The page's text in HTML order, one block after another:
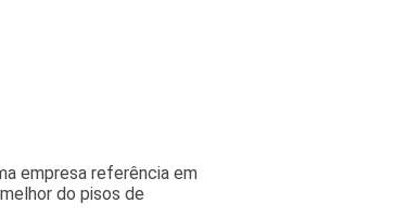
empresa referência em
do pisos de